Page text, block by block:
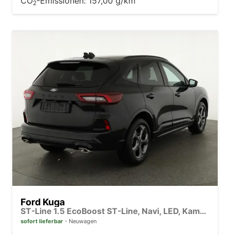
2
Ford Kuga
ST-Line 1.5 EcoBoost ST-Line, Navi, LED, Kamera, Winter, FS beheizbar
sofort lieferbar Neuwagen